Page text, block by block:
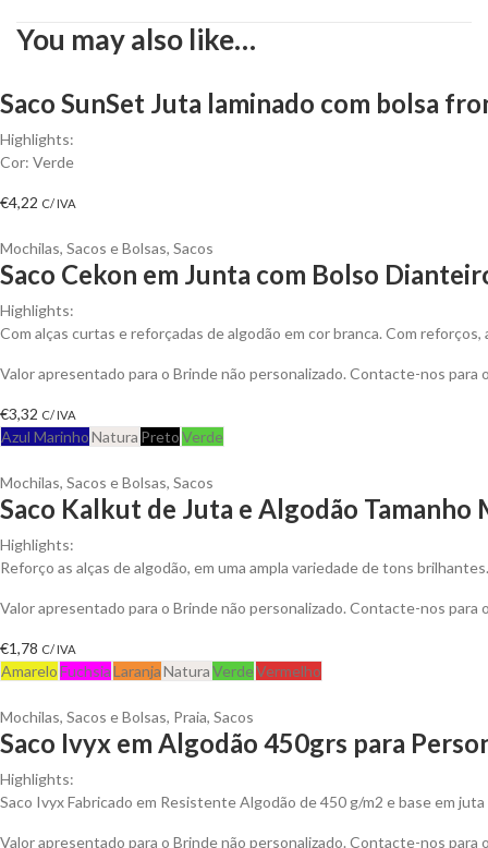
You may also like…
Saco SunSet Juta laminado com bolsa
Highlights:
Cor: Verde
€4,22 C/ IVA
Mochilas, Sacos e Bolsas, Sacos
Saco Cekon em Junta com Bolso
Highlights:
Com alças curtas e reforçadas de algodão em cor branca. Com
Valor apresentado para o Brinde não personalizado. Contacte-nos
€3,32 C/ IVA
Azul MarinhoNatura PretoVerde
Mochilas, Sacos e Bolsas, Sacos
Saco Kalkut de Juta e Algodão Tamanho
Highlights:
Reforço as alças de algodão, em uma ampla variedade de tons
Valor apresentado para o Brinde não personalizado. Contacte-nos
€1,78 C/ IVA
AmareloFuchsiaLaranjaNaturaVerdeVermelho
Mochilas, Sacos e Bolsas, Praia, Sacos
Saco Ivyx em Algodão 450grs para
Highlights:
Saco Ivyx Fabricado em Resistente Algodão de 450 g/m2 e base em juta
Valor apresentado para o Brinde não personalizado. Contacte-nos